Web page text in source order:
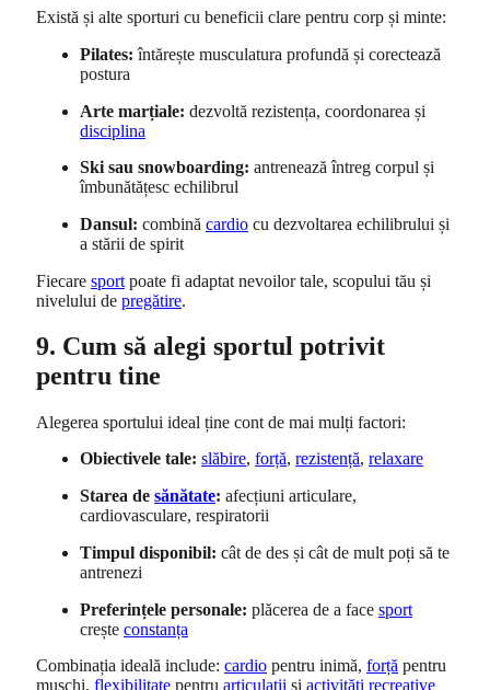
Există și alte sporturi cu beneficii clare pentru corp și minte:
Pilates: întărește musculatura profundă și corectează
postura
Arte marțiale: dezvoltă rezistența, coordonarea și
disciplina
Ski sau snowboarding: antrenează întreg corpul și
îmbunătățesc echilibrul
Dansul: combină cardio cu dezvoltarea echilibrului și
a stării de spirit
Fiecare sport poate fi adaptat nevoilor tale, scopului tău și
nivelului de pregătire.
9. Cum să alegi sportul potrivit
pentru tine
Alegerea sportului ideal ține cont de mai mulți factori:
Obiectivele tale: slăbire, forță, rezistență, relaxare
Starea de sănătate: afecțiuni articulare,
cardiovasculare, respiratorii
Timpul disponibil: cât de des și cât de mult poți să te
antrenezi
Preferințele personale: plăcerea de a face sport
crește constanța
Combinația ideală include: cardio pentru inimă, forță pentru
mușchi, flexibilitate pentru articulații și activități recreative